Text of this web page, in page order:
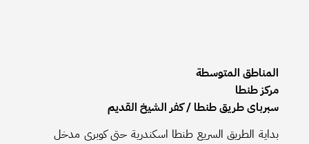
المناطق المتوسطة
مركز طنطا
سبرباى طريق طنطا / كفر الشيخ القديم
بداية الطريق السريع طنطا اسكندرية حتى كوبرى مدخل